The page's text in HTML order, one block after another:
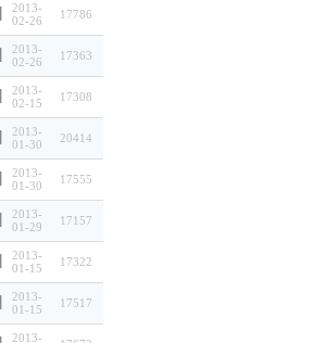
2013-
02-26
17786
2013-
02-26
17363
2013-
02-15
17308
2013-
01-30
20414
2013-
01-30
17555
2013-
01-29
17157
2013-
01-15
17322
2013-
01-15
17517
2013-